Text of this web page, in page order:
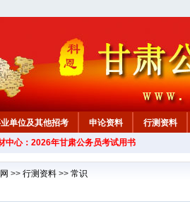
单位及其他招考 申论资料
行测资料
中心：2026年甘肃公务员考试用书
>> 行测资料 >> 常识